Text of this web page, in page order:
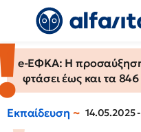
e-ΕΦΚΑ: Η
φτάσει έως και τα 846
Εκπαίδευση 14.05.2025